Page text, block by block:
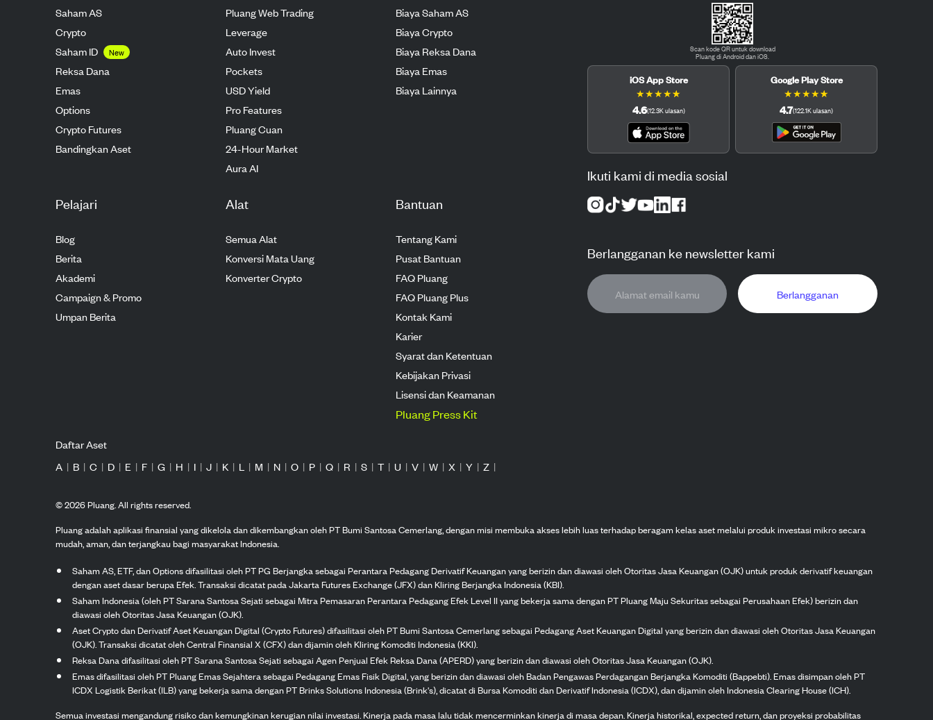
Saham AS
Crypto
Saham ID
New
Reksa Dana
Emas
Options
Crypto Futures
Bandingkan Aset
Pluang Web Trading
Leverage
Auto Invest
Pockets
USD Yield
Pro Features
Pluang Cuan
24-Hour Market
Aura AI
Biaya Saham AS
Biaya Crypto
Biaya Reksa Dana
Biaya Emas
Biaya Lainnya
Pelajari
Blog
Berita
Akademi
Campaign & Promo
Umpan Berita
Alat
Semua Alat
Konversi Mata Uang
Konverter Crypto
Bantuan
Tentang Kami
Pusat Bantuan
FAQ Pluang
FAQ Pluang Plus
Kontak Kami
Karier
Syarat dan Ketentuan
Kebijakan Privasi
Lisensi dan Keamanan
Pluang Press Kit
Scan kode QR untuk download
Pluang di Android dan iOS.
iOS App Store
★★★★★
4.6(12.3Kulasan)
Google Play Store
★★★★★
4.7(122.1Kulasan)
Ikuti kami di media sosial
Berlangganan ke newsletter kami
Berlangganan
Daftar Aset
A | B | C | D | E | F | G | H | I | J | K | L | M | N | O | P | Q | R | S | T | U | V | W | X | Y | Z |
©2026Pluang. All rights reserved.
Pluang adalah aplikasi finansial yang dikelola dan dikembangkan oleh PT Bumi Santosa Cemerlang, dengan misi membuka akses lebih luas terhadap beragam kelas aset melalui produk investasi mikro secara
mudah, aman, dan terjangkau bagi masyarakat Indonesia.
Saham AS, ETF, dan Options difasilitasi oleh PT PG Berjangka sebagai Perantara Pedagang Derivatif Keuangan yang berizin dan diawasi oleh Otoritas Jasa Keuangan (OJK) untuk produk derivatif keuangan
dengan aset dasar berupa Efek. Transaksi dicatat pada Jakarta Futures Exchange (JFX) dan Kliring Berjangka Indonesia (KBI).
Saham Indonesia (oleh PT Sarana Santosa Sejati sebagai Mitra Pemasaran Perantara Pedagang Efek Level II yang bekerja sama dengan PT Pluang Maju Sekuritas sebagai Perusahaan Efek) berizin dan
diawasi oleh Otoritas Jasa Keuangan (OJK).
Aset Crypto dan Derivatif Aset Keuangan Digital (Crypto Futures) difasilitasi oleh PT Bumi Santosa Cemerlang sebagai Pedagang Aset Keuangan Digital yang berizin dan diawasi oleh Otoritas Jasa Keuangan
(OJK). Transaksi dicatat oleh Central Finansial X (CFX) dan dijamin oleh Kliring Komoditi Indonesia (KKI).
Reksa Dana difasilitasi oleh PT Sarana Santosa Sejati sebagai Agen Penjual Efek Reksa Dana (APERD) yang berizin dan diawasi oleh Otoritas Jasa Keuangan (OJK).
Emas difasilitasi oleh PT Pluang Emas Sejahtera sebagai Pedagang Emas Fisik Digital, yang berizin dan diawasi oleh Badan Pengawas Perdagangan Berjangka Komoditi (Bappebti). Emas disimpan oleh PT
ICDX Logistik Berikat (ILB) yang bekerja sama dengan PT Brinks Solutions Indonesia (Brink's), dicatat di Bursa Komoditi dan Derivatif Indonesia (ICDX), dan dijamin oleh Indonesia Clearing House (ICH).
Semua investasi mengandung risiko dan kemungkinan kerugian nilai investasi. Kinerja pada masa lalu tidak mencerminkan kinerja di masa depan. Kinerja historikal, expected return, dan proyeksi probabilitas